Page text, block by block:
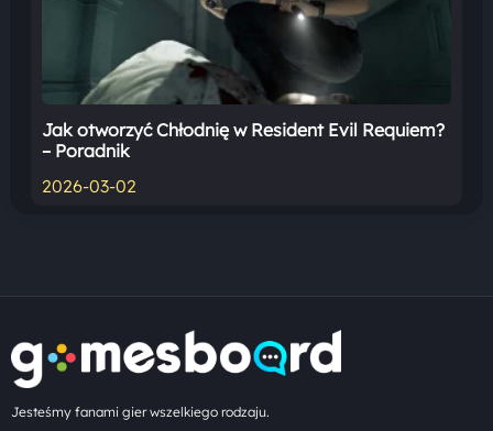
Jak otworzyć Chłodnię w Resident Evil Requiem?
– Poradnik
2026-03-02
Jesteśmy fanami gier wszelkiego rodzaju.